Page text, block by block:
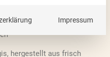
hergestellt aus frisch
Impressum